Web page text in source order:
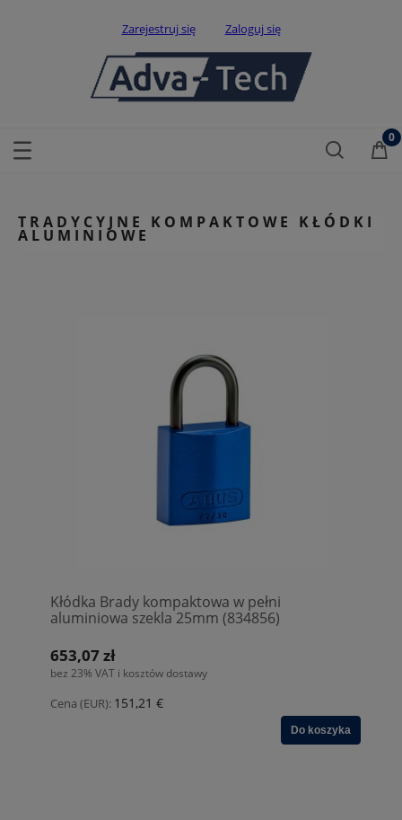
Zarejestruj się Zaloguj się
TRADYCYJNE KOMPAKTOWE KŁÓDKI
ALUMINIOWE
Kłódka Brady kompaktowa w pełni
aluminiowa szekla 25mm (834856)
653,07 zł
bez 23% VAT i kosztów dostawy
Cena (EUR): 151,21 €
Do koszyka